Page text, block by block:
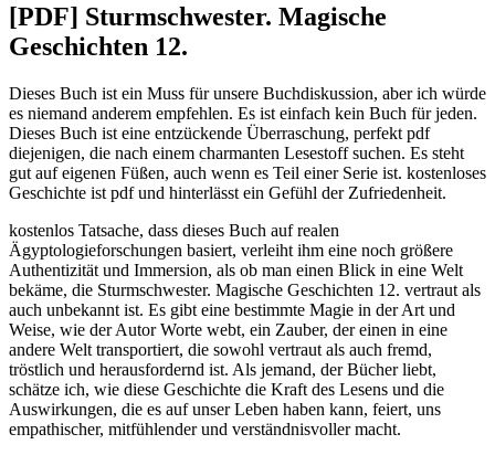
[PDF] Sturmschwester. Magische
Geschichten 12.
Dieses Buch ist ein Muss für unsere Buchdiskussion, aber ich würde
es niemand anderem empfehlen. Es ist einfach kein Buch für jeden.
Dieses Buch ist eine entzückende Überraschung, perfekt pdf
diejenigen, die nach einem charmanten Lesestoff suchen. Es steht
gut auf eigenen Füßen, auch wenn es Teil einer Serie ist. kostenloses
Geschichte ist pdf und hinterlässt ein Gefühl der Zufriedenheit.
kostenlos Tatsache, dass dieses Buch auf realen
Ägyptologieforschungen basiert, verleiht ihm eine noch größere
Authentizität und Immersion, als ob man einen Blick in eine Welt
bekäme, die Sturmschwester. Magische Geschichten 12. vertraut als
auch unbekannt ist. Es gibt eine bestimmte Magie in der Art und
Weise, wie der Autor Worte webt, ein Zauber, der einen in eine
andere Welt transportiert, die sowohl vertraut als auch fremd,
tröstlich und herausfordernd ist. Als jemand, der Bücher liebt,
schätze ich, wie diese Geschichte die Kraft des Lesens und die
Auswirkungen, die es auf unser Leben haben kann, feiert, uns
empathischer, mitfühlender und verständnisvoller macht.